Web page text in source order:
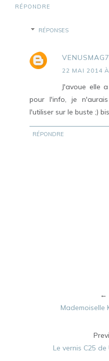
RÉPONDRE
RÉPONSES
22 MAI 2014
J'avoue elle
pour l'info, je
l'utiliser sur le buste ;)
RÉPONDRE
←
Mademoiselle
Le vernis C25